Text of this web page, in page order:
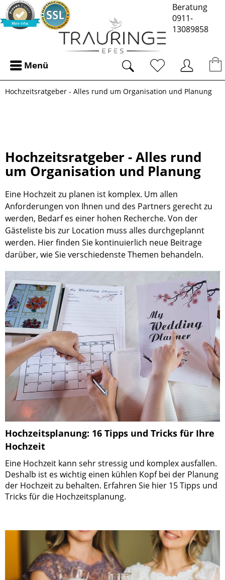
Beratung
0911-
13089858
Menü
Hochzeitsratgeber - Alles rund um Organisation und Planung
Hochzeitsratgeber - Alles rund
um Organisation und Planung
Eine Hochzeit zu planen ist komplex. Um allen
Anforderungen von Ihnen und des Partners gerecht zu
werden, Bedarf es einer hohen Recherche. Von der
Gästeliste bis zur Location muss alles durchgeplannt
werden. Hier finden Sie kontinuierlich neue Beitrage
darüber, wie Sie verschiedenste Themen behandeln.
Hochzeitsplanung: 16 Tipps und Tricks für Ihre
Hochzeit
Eine Hochzeit kann sehr stressig und komplex ausfallen.
Deshalb ist es wichtig einen kühlen Kopf bei der Planung
der Hochzeit zu behalten. Erfahren Sie hier 15 Tipps und
Tricks für die Hochzeitsplanung.